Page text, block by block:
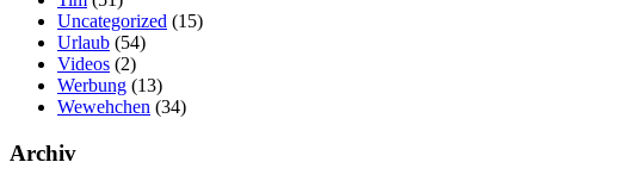
Uncategorized (15)
Urlaub (54)
Videos (2)
Werbung (13)
Wewehchen (34)
Archiv